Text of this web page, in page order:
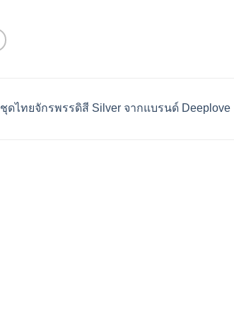
ชุดไทยจักรพรรดิสี Silver จากแบรนด์ Deeplove